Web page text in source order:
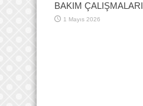
BAKIM ÇALIŞMALARI
1 Mayıs 2026